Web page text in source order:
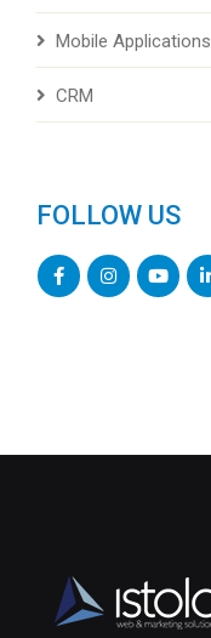
Mobile Applications
CRM
FOLLOW US